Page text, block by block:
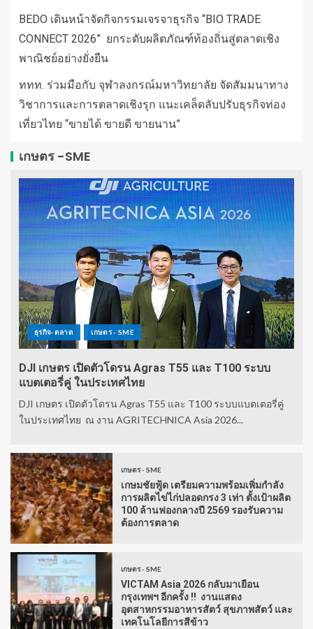
BEDO เดินหน้าจัดกิจกรรมเจรจาธุรกิจ “BIO TRADE
CONNECT 2026” ยกระดับผลิตภัณฑ์ท้องถิ่นสู่ตลาดเชิง
พาณิชย์อย่างยั่งยืน
ททท. ร่วมมือกับ จุฬาลงกรณ์มหาวิทยาลัย จัดสัมมนาทาง
วิชาการและการตลาดเชิงรุก แนะเคล็ดลับปรับธุรกิจท่อง
เที่ยวไทย “ขายได้ ขายดี ขายนาน”
เกษตร -SME
ธุรกิจ-ตลาด เกษตร - SME
DJI เกษตร เปิดตัวโดรน Agras T55 และ T100 ระบบ
แบตเตอรี่คู่ ในประเทศไทย
DJI เกษตร เปิดตัวโดรน Agras T55 และ T100 ระบบแบตเตอรี่คู่
ในประเทศไทย ณ งาน AGRITECHNICA Asia 2026...
เกษตร - SME
เกษมชัยฟู้ด เตรียมความพร้อมเพิ่มกำลัง
การผลิตไข่ไก่ปลอดกรง 3 เท่า ตั้งเป้าผลิต
100 ล้านฟองกลางปี 2569 รองรับความ
ต้องการตลาด
เกษตร - SME
VICTAM Asia 2026 กลับมาเยือน
กรุงเทพฯ อีกครั้ง !! งานแสดง
อุตสาหกรรมอาหารสัตว์ สุขภาพสัตว์ และ
เทคโนโลยีการสีข้าว